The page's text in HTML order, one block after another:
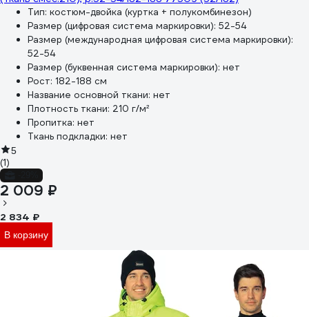
Тип: костюм-двойка (куртка + полукомбинезон)
Размер (цифровая система маркировки): 52-54
Размер (международная цифровая система маркировки):
52-54
Размер (буквенная система маркировки): нет
Рост: 182-188 см
Название основной ткани: нет
Плотность ткани: 210 г/м²
Пропитка: нет
Ткань подкладки: нет
5
(1)
2 009 ₽
2 834 ₽
В корзину